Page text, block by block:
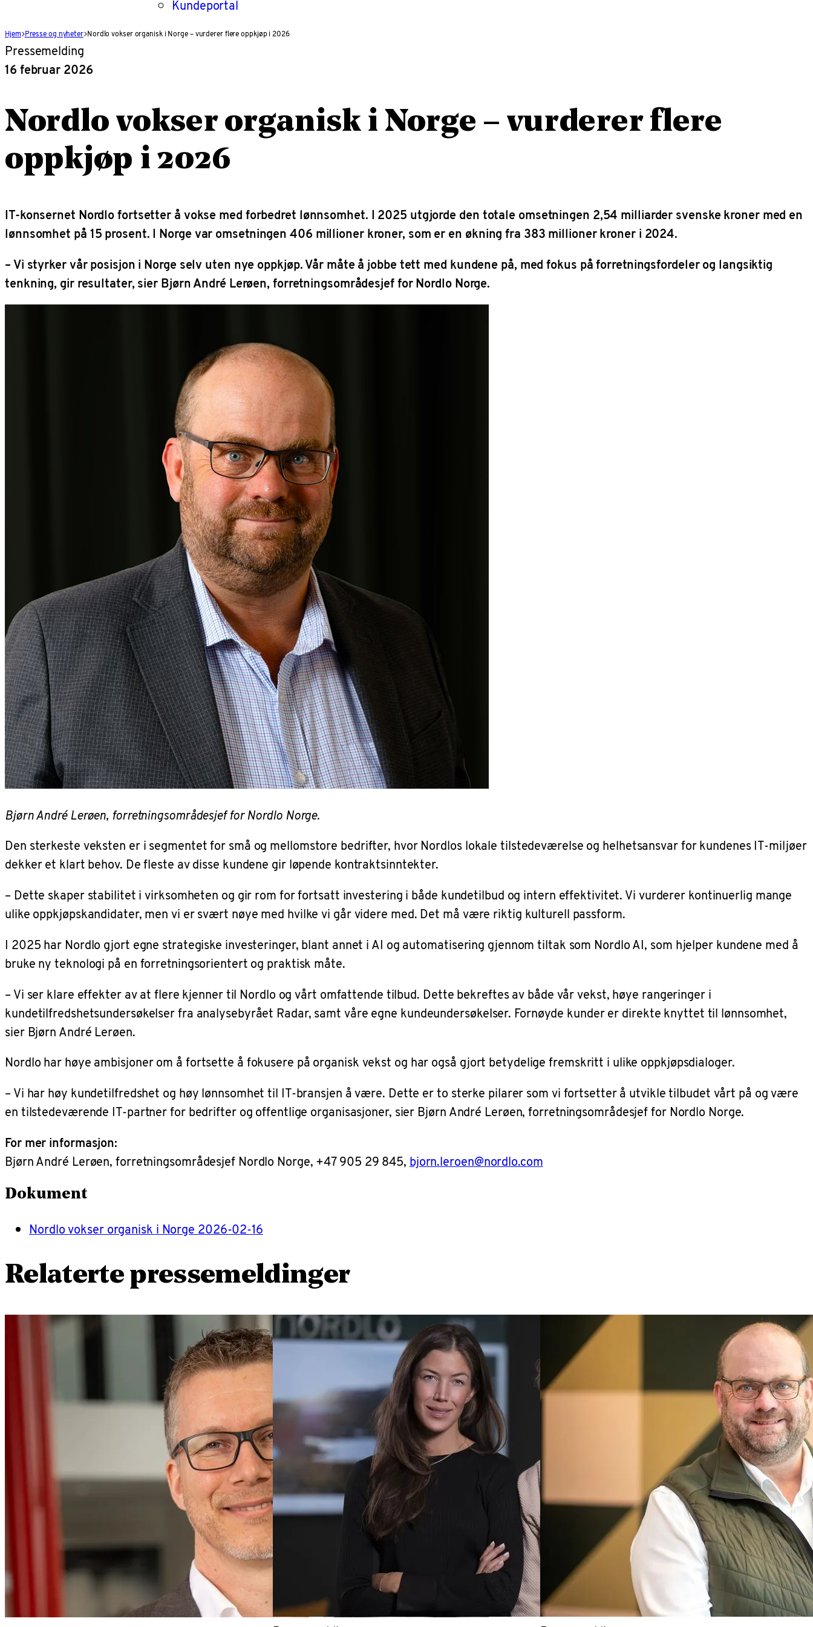
Kundeportal
Hjem Presse og nyheter Nordlo vokser organisk i Norge – vurderer flere oppkjøp i 2026
Pressemelding
16 februar 2026
Nordlo vokser organisk i Norge – vurderer flere
oppkjøp i 2026
IT-konsernet Nordlo fortsetter å vokse med forbedret lønnsomhet. I 2025 utgjorde den totale omsetningen 2,54 milliarder svenske kroner med en
lønnsomhet på 15 prosent. I Norge var omsetningen 406 millioner kroner, som er en økning fra 383 millioner kroner i 2024.
– Vi styrker vår posisjon i Norge selv uten nye oppkjøp. Vår måte å jobbe tett med kundene på, med fokus på forretningsfordeler og langsiktig
tenkning, gir resultater, sier Bjørn André Lerøen, forretningsområdesjef for Nordlo Norge.
Bjørn André Lerøen, forretningsområdesjef for Nordlo Norge.
Den sterkeste veksten er i segmentet for små og mellomstore bedrifter, hvor Nordlos lokale tilstedeværelse og helhetsansvar for kundenes IT-miljøer
dekker et klart behov. De fleste av disse kundene gir løpende kontraktsinntekter.
– Dette skaper stabilitet i virksomheten og gir rom for fortsatt investering i både kundetilbud og intern effektivitet. Vi vurderer kontinuerlig mange
ulike oppkjøpskandidater, men vi er svært nøye med hvilke vi går videre med. Det må være riktig kulturell passform.
I 2025 har Nordlo gjort egne strategiske investeringer, blant annet i AI og automatisering gjennom tiltak som Nordlo AI, som hjelper kundene med å
bruke ny teknologi på en forretningsorientert og praktisk måte.
– Vi ser klare effekter av at flere kjenner til Nordlo og vårt omfattende tilbud. Dette bekreftes av både vår vekst, høye rangeringer i
kundetilfredshetsundersøkelser fra analysebyrået Radar, samt våre egne kundeundersøkelser. Fornøyde kunder er direkte knyttet til lønnsomhet,
sier Bjørn André Lerøen.
Nordlo har høye ambisjoner om å fortsette å fokusere på organisk vekst og har også gjort betydelige fremskritt i ulike oppkjøpsdialoger.
– Vi har høy kundetilfredshet og høy lønnsomhet til IT-bransjen å være. Dette er to sterke pilarer som vi fortsetter å utvikle tilbudet vårt på og være
en tilstedeværende IT-partner for bedrifter og offentlige organisasjoner, sier Bjørn André Lerøen, forretningsområdesjef for Nordlo Norge.
For mer informasjon:
Bjørn André Lerøen, forretningsområdesjef Nordlo Norge, +47 905 29 845, bjorn.leroen@nordlo.com
Dokument
Nordlo vokser organisk i Norge 2026-02-16
Relaterte pressemeldinger